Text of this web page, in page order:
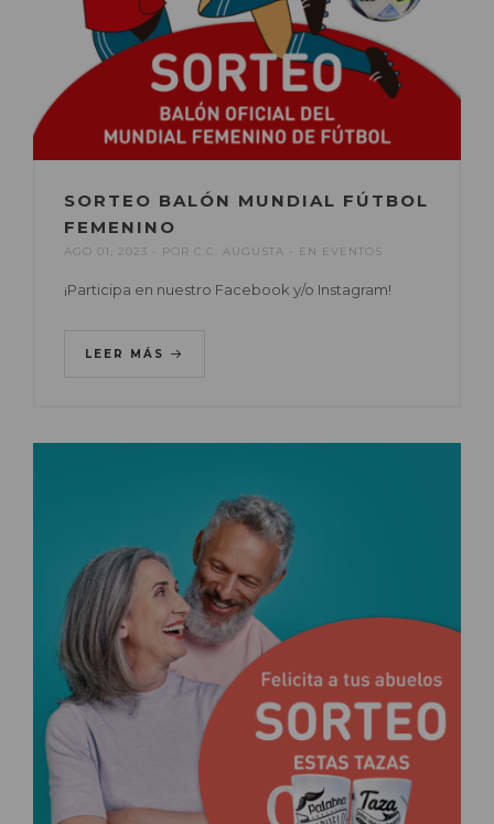
SORTEO BALÓN MUNDIAL FÚTBOL
FEMENINO
AGO 01, 2023 POR C.C. AUGUSTA EN EVENTOS
¡Participa en nuestro Facebook y/o Instagram!
LEER MÁS